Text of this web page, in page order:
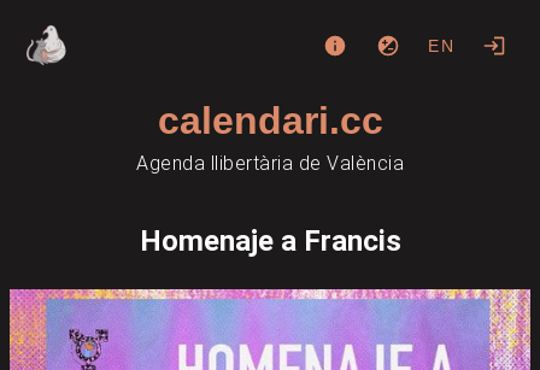
EN
calendari.cc
Agenda llibertària de València
Homenaje a Francis